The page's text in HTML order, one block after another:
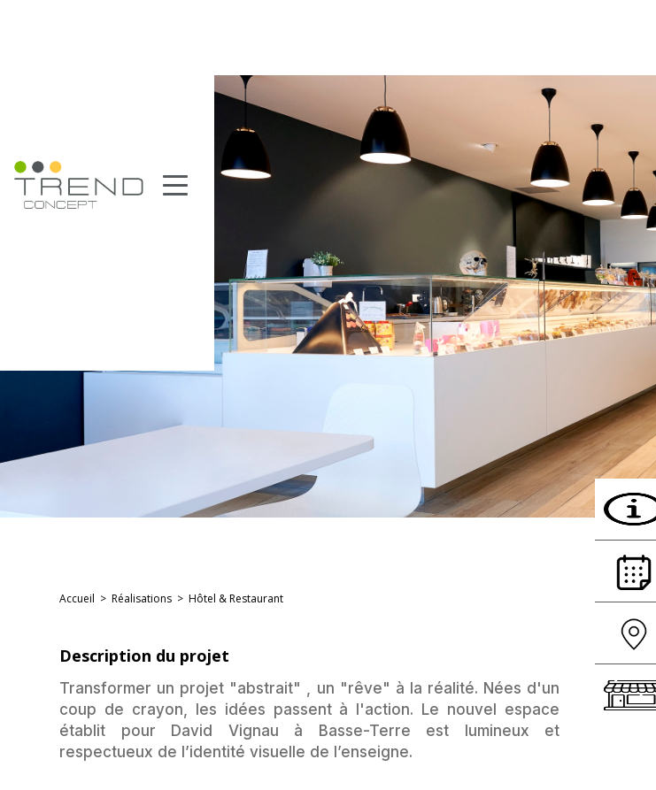
Accueil > Réalisations > Hôtel & Restaurant
Description du projet
Transformer un projet "abstrait" , un "rêve" à la réalité. Nées d'un
coup de crayon, les idées passent à l'action. Le nouvel espace
établit pour David Vignau à Basse-Terre est lumineux et
respectueux de l’identité visuelle de l’enseigne.